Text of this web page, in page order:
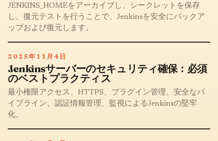
JENKINS_HOMEをアーカイブし、シークレットを保存
し、復元テストを行うことで、Jenkinsを安全にバックア
ップおよび復元します。
2025年11月4日
Jenkinsサーバーのセキュリティ確保：必須
のベストプラクティス
最小権限アクセス、HTTPS、プラグイン管理、安全なパ
イプライン、認証情報管理、監視によるJenkinsの堅牢
化。